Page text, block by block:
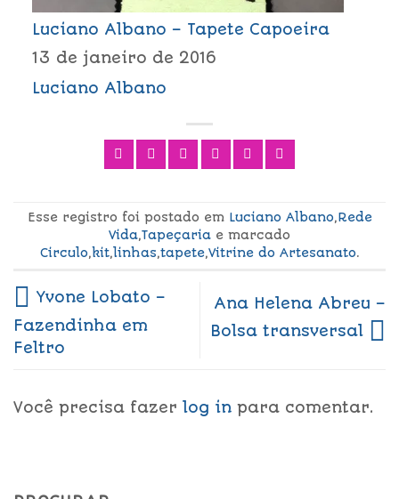
Luciano Albano – Tapete Capoeira
13 de janeiro de 2016
Luciano Albano
Esse registro foi postado em Luciano Albano,Rede
Vida,Tapeçaria e marcado
Circulo,kit,linhas,tapete,Vitrine do Artesanato.
Yvone Lobato –
Fazendinha em
Feltro
Ana Helena Abreu –
Bolsa transversal
Você precisa fazer log in para comentar.